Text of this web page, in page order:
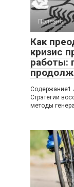
Полезно
Как
кризис
работы:
Содержание1
Стратегии
методы